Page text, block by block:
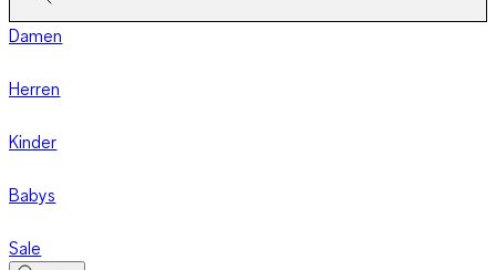
Damen
Herren
Kinder
Babys
Sale